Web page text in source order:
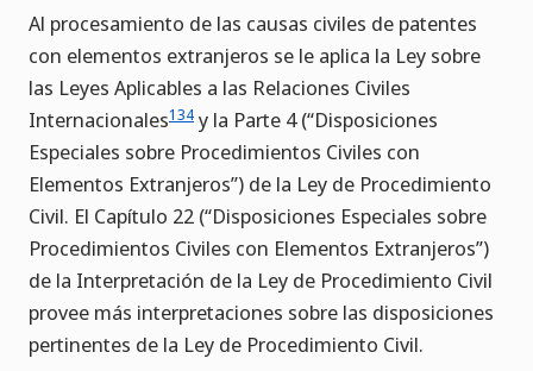
Al procesamiento de las causas civiles de patentes
con elementos extranjeros se le aplica la Ley sobre
las Leyes Aplicables a las Relaciones Civiles
Internacionales134 y la Parte 4 (“Disposiciones
Especiales sobre Procedimientos Civiles con
Elementos Extranjeros”) de la Ley de Procedimiento
Civil. El Capítulo 22 (“Disposiciones Especiales sobre
Procedimientos Civiles con Elementos Extranjeros”)
de la Interpretación de la Ley de Procedimiento Civil
provee más interpretaciones sobre las disposiciones
pertinentes de la Ley de Procedimiento Civil.